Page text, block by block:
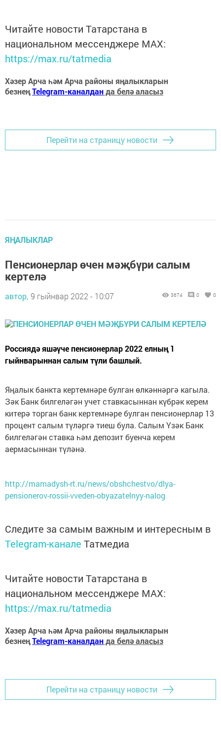
Читайте новости Татарстана в
национальном мессенджере MАХ:
https://max.ru/tatmedia
Хәзер Арча һәм Арча районы яңалыкларын
безнеңTelegram-каналданда белә аласыз
Перейти на страницу новости
ЯҢАЛЫКЛАР
Пенсионерлар өчен мәҗбүри салым
кертелә
автор, 9 гыйнвар 2022 - 10:07 3674 0 0
Россиядә яшәүче пенсионерлар 2022 елның 1
гыйнварыннан салым түли башлый.
Яңалык банкта кертемнәре булган өлкәннәргә кагыла.
Зәк Банк билгеләгән учет ставкасыннан күбрәк керем
китерә торган банк кертемнәре булган пенсионерлар 13
процент салым түләргә тиеш була. Салым Үзәк Банк
билгеләгән ставка һәм депозит буенча керем
аермасыннан түләнә.
http://mamadysh-rt.ru/news/obshchestvo/dlya-
pensionerov-rossii-vveden-obyazatelnyy-nalog
Следите за самым важным и интересным в
Telegram-канале Татмедиа
Читайте новости Татарстана в
национальном мессенджере MАХ:
https://max.ru/tatmedia
Хәзер Арча һәм Арча районы яңалыкларын
безнеңTelegram-каналданда белә аласыз
Перейти на страницу новости